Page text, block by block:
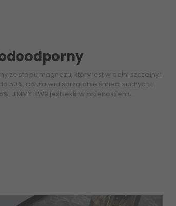
ze stopu magnezu, który jest w pełni szczelny i
50%, co ułatwia sprzątanie śmieci suchych i
JIMMY HW9 jest lekki w przenoszeniu.